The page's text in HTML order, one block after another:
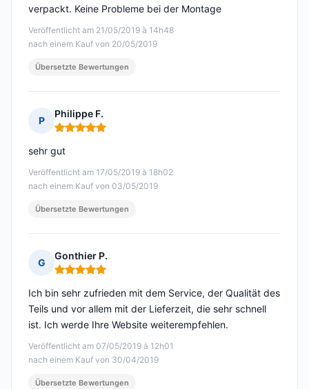
Veröffentlicht am 21/05/2019 à 14h48
nach einem Kauf von 20/05/2019
verpackt. Keine Probleme bei der Montage
Übersetzte Bewertungen
P
Philippe F.
Hinweis: 5 von 5
Veröffentlicht am 17/05/2019 à 18h02
nach einem Kauf von 03/05/2019
sehr gut
Übersetzte Bewertungen
G
Gonthier P.
Hinweis: 5 von 5
Veröffentlicht am 07/05/2019 à 12h01
nach einem Kauf von 30/04/2019
Ich bin sehr zufrieden mit dem Service, der Qualität des
Teils und vor allem mit der Lieferzeit, die sehr schnell
ist. Ich werde Ihre Website weiterempfehlen.
Übersetzte Bewertungen